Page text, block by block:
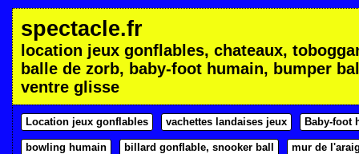
spectacle.fr
location jeux gonflables, chateaux,
balle de zorb, baby-foot humain, bumper
ventre glisse
Location jeux gonflables vachettes landaises jeux Baby-foot
bowling humain billard gonflable, snooker ball mur de